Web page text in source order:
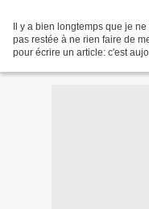
Il y a bien longtemps que je
pas restée à ne rien faire de
pour écrire un article: c'est